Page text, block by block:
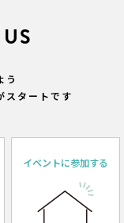
う
スタートです
イベントに参加する